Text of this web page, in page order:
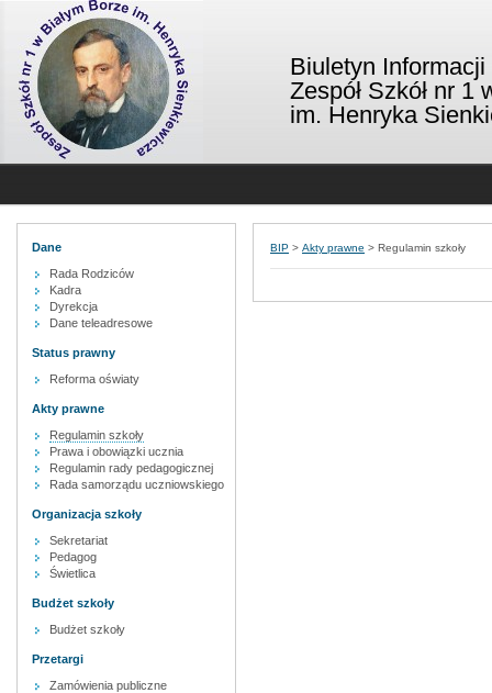
Biuletyn
Zespół Szkół nr 1
im. Henryka
Dane
Rada Rodziców
Kadra
Dyrekcja
Dane teleadresowe
Status prawny
Reforma oświaty
Akty prawne
Regulamin szkoły
Prawa i obowiązki ucznia
Regulamin rady pedagogicznej
Rada samorządu uczniowskiego
Organizacja szkoły
Sekretariat
Pedagog
Świetlica
Budżet szkoły
Budżet szkoły
Przetargi
Zamówienia publiczne
BIP > Akty prawne > Regulamin szkoły